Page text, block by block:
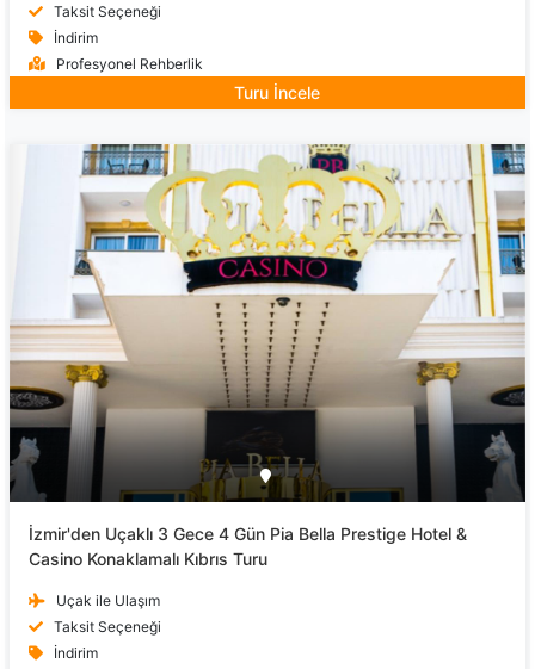
Taksit Seçeneği
İndirim
Profesyonel Rehberlik
Turu İncele
İzmir'den Uçaklı 3 Gece 4 Gün Pia Bella Prestige Hotel &
Casino Konaklamalı Kıbrıs Turu
Uçak ile Ulaşım
Taksit Seçeneği
İndirim